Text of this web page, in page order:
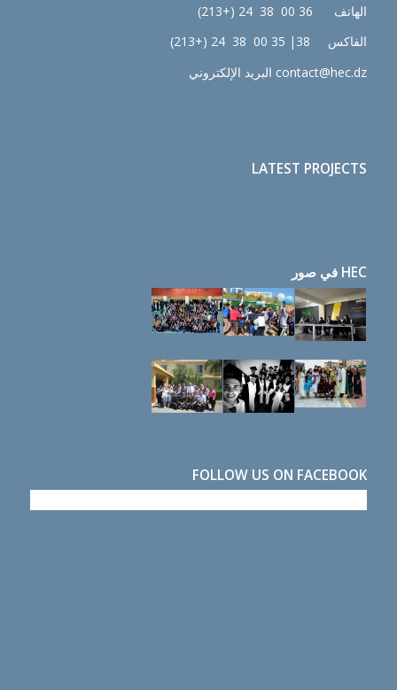
الهاتف 36 00 38 24 (+213)
الفاكس 38| 35 00 38 24 (+213)
contact@hec.dz البريد الإلكتروني
LATEST PROJECTS
HEC في صور
FOLLOW US ON FACEBOOK